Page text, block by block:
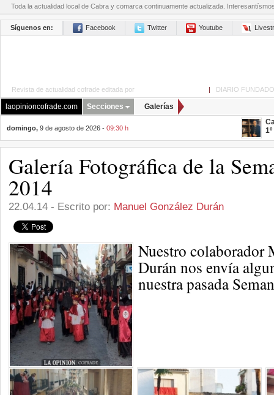
Toda la actualidad local de Cabra y comarca continuamente actualizada.
Síguenos en: Facebook Twitter Youtube
Revista de actualidad cofrade editada por | DIARIO
laopinioncofrade.com Secciones Galerías
domingo, 9 de agosto de 2026 - 09:30 h
Galería Fotográfica de la
2014
22.04.14 - Escrito por: Manuel González Durán
Nuestro colaborador
Durán nos envía
nuestra pasada